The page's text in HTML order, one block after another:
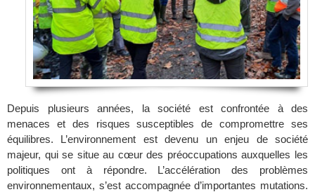
Depuis plusieurs années, la société est confrontée à des
menaces et des risques susceptibles de compromettre ses
équilibres. L’environnement est devenu un enjeu de société
majeur, qui se situe au cœur des préoccupations auxquelles les
politiques ont à répondre. L’accélération des problèmes
environnementaux, s’est accompagnée d’importantes mutations.